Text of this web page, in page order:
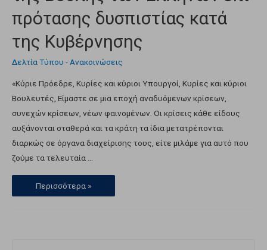
πρότασης δυσπιστίας κατά
της Κυβέρνησης
Δελτία Τύπου - Ανακοινώσεις
«Κύριε Πρόεδρε, Κυρίες και κύριοι Υπουργοί, Κυρίες και κύριοι
Βουλευτές, Είμαστε σε μια εποχή αναδυόμενων κρίσεων,
συνεχών κρίσεων, νέων φαινομένων. Οι κρίσεις κάθε είδους
αυξάνονται σταθερά και τα κράτη τα ίδια μετατρέπονται
διαρκώς σε όργανα διαχείρισης τους, είτε μιλάμε για αυτό που
ζούμε τα τελευταία …
Περισσότερα »